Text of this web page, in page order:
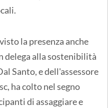
la presenza anche
delega alla sostenibilità
Santo, e dell'assessore
ha colto nel segno
di assaggiare e